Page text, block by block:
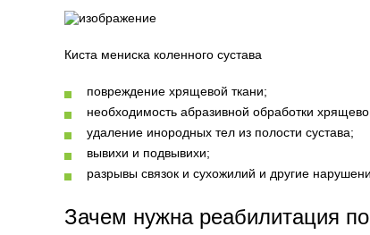
Киста мениска коленного сустава
повреждение хрящевой ткани;
необходимость абразивной обработки
удаление инородных тел из полости сустава;
вывихи и подвывихи;
разрывы связок и сухожилий и другие
Зачем нужна реабилитация